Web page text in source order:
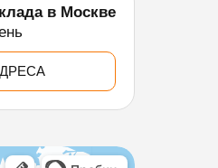
в Москве